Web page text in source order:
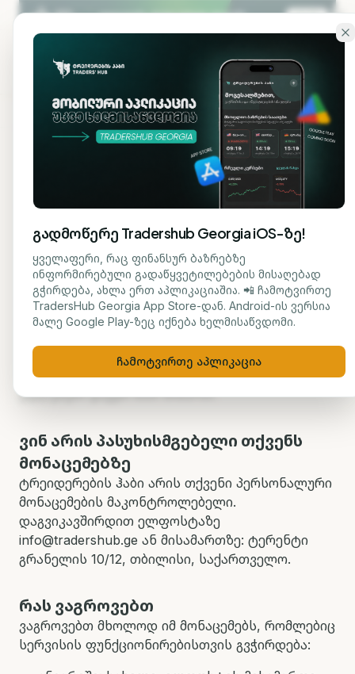
გადადი ძირითად შინაარსზე
KA EN
პოლიტიკა
ბოლო განახლება: 2026 წლის 25 მაისი
ეს კონფიდენციალურობის პოლიტიკა
განმარტავს, თუ რა პერსონალურ მონაცემებს
ვებსაიტისა და კურსების გამოყენებისას,
როგორ ვიყენებთ მათ, ვის ვუზიარებთ და რა
უფლებები გაქვთ მათ მიმართ.
ვინ არის პასუხისმგებელი თქვენს
მონაცემებზე
ტრეიდერების ჰაბი არის თქვენი პერსონალური
მონაცემების მაკონტროლებელი.
დაგვიკავშირდით ელფოსტაზე
info@tradershub.ge ან მისამართზე: ტერენტი
გრანელის 10/12, თბილისი, საქართველო.
რას ვაგროვებთ
ვაგროვებთ მხოლოდ იმ მონაცემებს, რომლებიც
სერვისის ფუნქციონირებისთვის გვჭირდება:
გადმოწერე Tradershub Georgia iOS-ზე!
ყველაფერი, რაც ფინანსურ ბაზრებზე
ინფორმირებული გადაწყვეტილებების მისაღებად
გჭირდება, ახლა ერთ აპლიკაციაშია. 📲 ჩამოტვირთე
TradersHub Georgia App Store-დან. Android-ის ვერსია
მალე Google Play-ზეც იქნება ხელმისაწვდომი.
ჩამოტვირთე აპლიკაცია